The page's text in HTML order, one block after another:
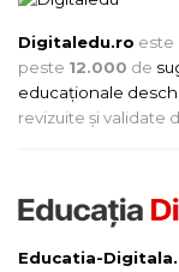
Digitaledu.ro este
peste 12.000 de
educaționale
revizuite și validate
Educatia-